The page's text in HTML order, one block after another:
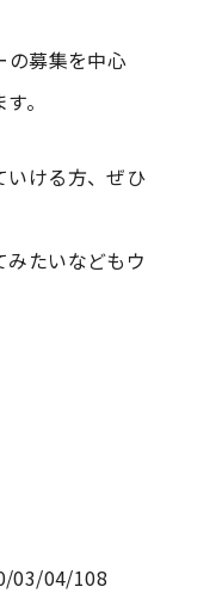
の募集を中心
。
いける方、ぜひ
たいなどもウ
03/04/108